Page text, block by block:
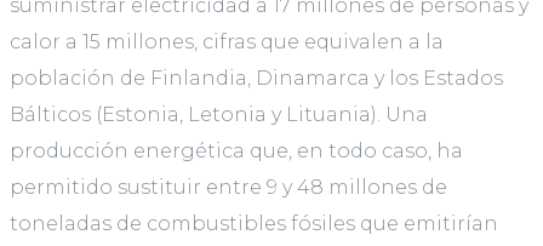
suministrar electricidad a 17 millones de personas y
calor a 15 millones, cifras que equivalen a la
población de Finlandia, Dinamarca y los Estados
Bálticos (Estonia, Letonia y Lituania). Una
producción energética que, en todo caso, ha
permitido sustituir entre 9 y 48 millones de
toneladas de combustibles fósiles que emitirían